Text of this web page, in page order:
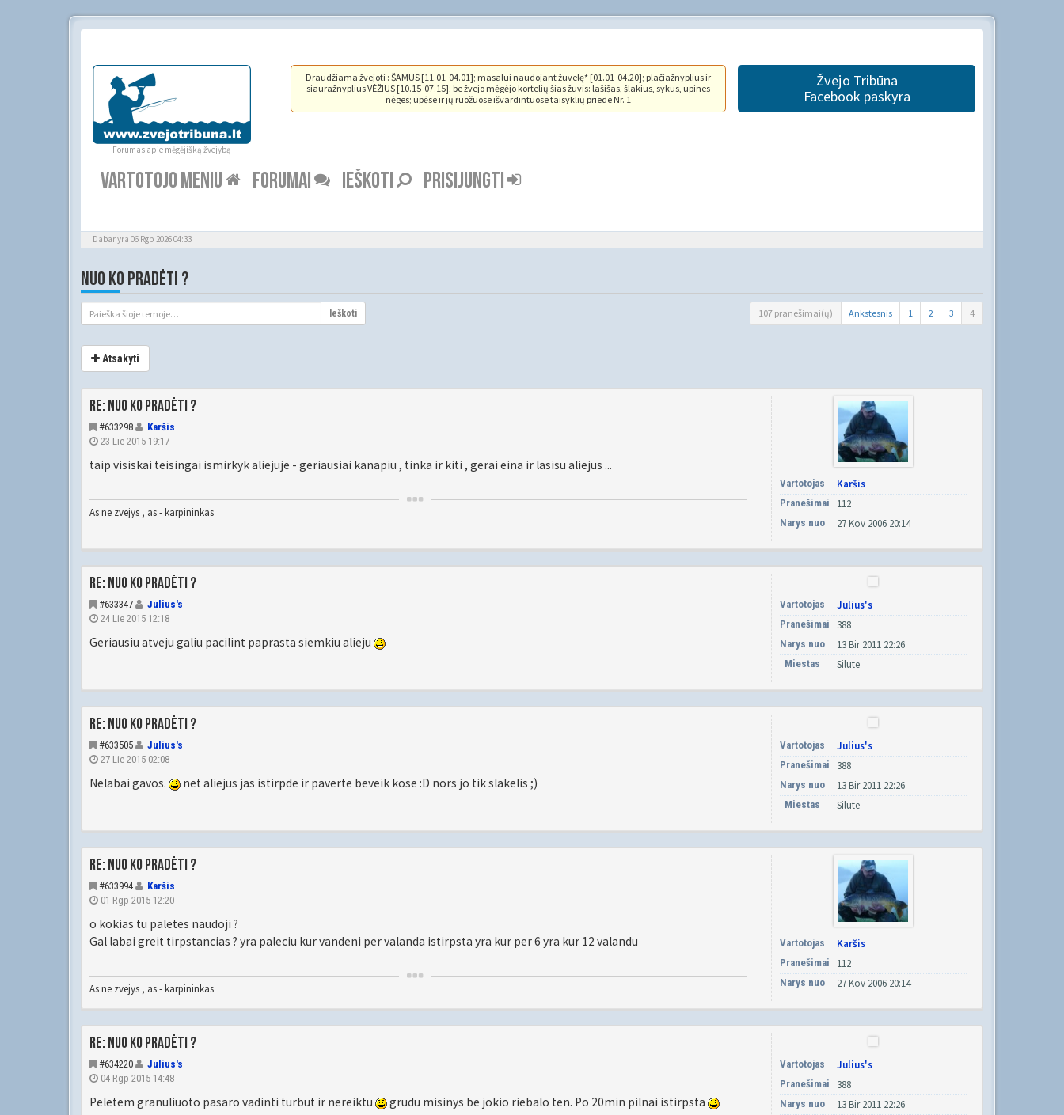
Forumas apie mėgėjišką žvejybą
Draudžiama žvejoti : ŠAMUS [11.01-04.01]; masalui naudojant žuvelę* [01.01-04.20]; plačiažnyplius ir
siauražnyplius VĖŽIUS [10.15-07.15]; be žvejo mėgėjo kortelių šias žuvis: lašišas, šlakius, sykus, upines
nėges; upėse ir jų ruožuose išvardintuose taisyklių priede Nr. 1
Žvejo Tribūna
Facebook paskyra
VARTOTOJO MENIU FORUMAI IEŠKOTI PRISIJUNGTI
Dabar yra 06 Rgp 2026 04:33
NUO KO PRADĖTI ?
Ieškoti 107 pranešimai(ų) Ankstesnis 1 2 3 4
Atsakyti
Re: Nuo ko pradėti ?
#633298
Karšis
23 Lie 2015 19:17
taip visiskai teisingai ismirkyk aliejuje - geriausiai kanapiu , tinka ir kiti , gerai eina ir lasisu aliejus ...
As ne zvejys , as - karpininkas
Vartotojas Karšis
Pranešimai 112
Narys nuo 27 Kov 2006 20:14
Re: Nuo ko pradėti ?
#633347
Julius's
24 Lie 2015 12:18
Geriausiu atveju galiu pacilint paprasta siemkiu alieju
Vartotojas Julius's
Pranešimai 388
Narys nuo 13 Bir 2011 22:26
Miestas Silute
Re: Nuo ko pradėti ?
#633505
Julius's
27 Lie 2015 02:08
Nelabai gavos. net aliejus jas istirpde ir paverte beveik kose :D nors jo tik slakelis ;)
Vartotojas Julius's
Pranešimai 388
Narys nuo 13 Bir 2011 22:26
Miestas Silute
Re: Nuo ko pradėti ?
#633994
Karšis
01 Rgp 2015 12:20
o kokias tu paletes naudoji ?
Gal labai greit tirpstancias ? yra paleciu kur vandeni per valanda istirpsta yra kur per 6 yra kur 12 valandu
As ne zvejys , as - karpininkas
Vartotojas Karšis
Pranešimai 112
Narys nuo 27 Kov 2006 20:14
Re: Nuo ko pradėti ?
#634220
Julius's
04 Rgp 2015 14:48
Peletem granuliuoto pasaro vadinti turbut ir nereiktu grudu misinys be jokio riebalo ten. Po 20min pilnai istirpsta
Vartotojas Julius's
Pranešimai 388
Narys nuo 13 Bir 2011 22:26